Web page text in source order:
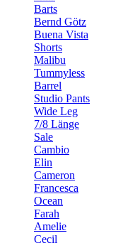
Barts
Bernd Götz
Buena Vista
Shorts
Malibu
Tummyless
Barrel
Studio Pants
Wide Leg
7/8 Länge
Sale
Cambio
Elin
Cameron
Francesca
Ocean
Farah
Amelie
Cecil